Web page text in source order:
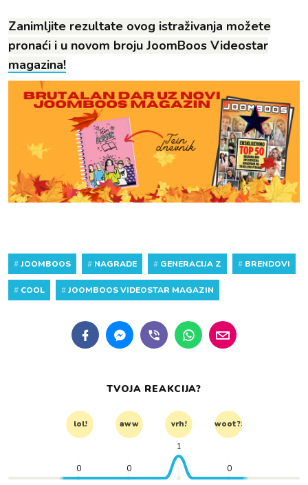
Zanimljite rezultate ovog istraživanja možete
pronaći i u novom broju JoomBoos Videostar
magazina!
#JOOMBOOS # NAGRADE # GENERACIJA Z # BRENDOVI
# COOL #JOOMBOOS VIDEOSTAR MAGAZIN
TVOJA REAKCIJA?
lol! aww vrh! woot?!
0 0
1
0